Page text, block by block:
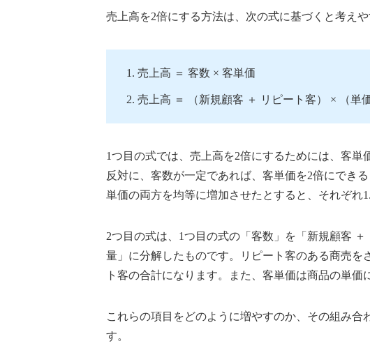
売上高を2倍にする方法は、次の式に基づくと考えや
売上高 ＝ 客数 × 客単価
売上高 ＝ （新規顧客 ＋ リピート客） × （単
1つ目の式では、売上高を2倍にするためには、客単
反対に、客数が一定であれば、客単価を2倍にでき
単価の両方を均等に増加させたとすると、それぞれ
2つ目の式は、1つ目の式の「客数」を「新規顧客
量」に分解したものです。リピート客のある商売
ト客の合計になります。また、客単価は商品の単価
これらの項目をどのように増やすのか、その組み
す。